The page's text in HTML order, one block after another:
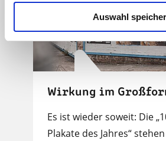
Auswahl
Wirkung im
Es ist wieder soweit: Die
Plakate des Jahres“